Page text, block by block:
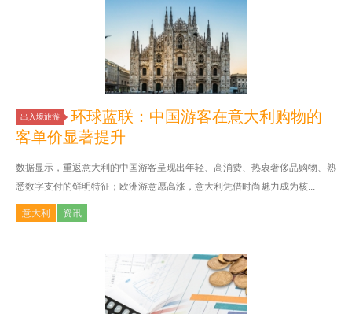
出入境旅游
环球蓝联：中国游客在意大利购物的
客单价显著提升
数据显示，重返意大利的中国游客呈现出年轻、高消费、热衷奢侈品购物、熟
悉数字支付的鲜明特征；欧洲游意愿高涨，意大利凭借时尚魅力成为核...
意大利 资讯